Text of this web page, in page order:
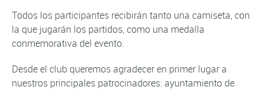
Todos los participantes recibirán tanto una camiseta, con
la que jugarán los partidos, como una medalla
conmemorativa del evento.
Desde el club queremos agradecer en primer lugar a
nuestros principales patrocinadores: ayuntamiento de